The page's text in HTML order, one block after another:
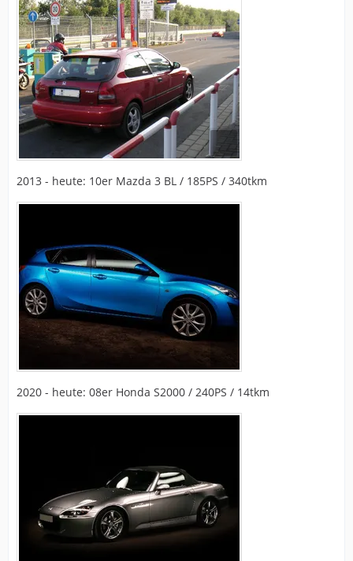
2013 - heute: 10er Mazda 3 BL / 185PS / 340tkm
2020 - heute: 08er Honda S2000 / 240PS / 14tkm